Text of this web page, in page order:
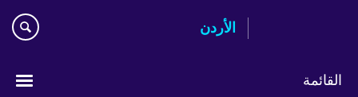
الأردن
القائمة